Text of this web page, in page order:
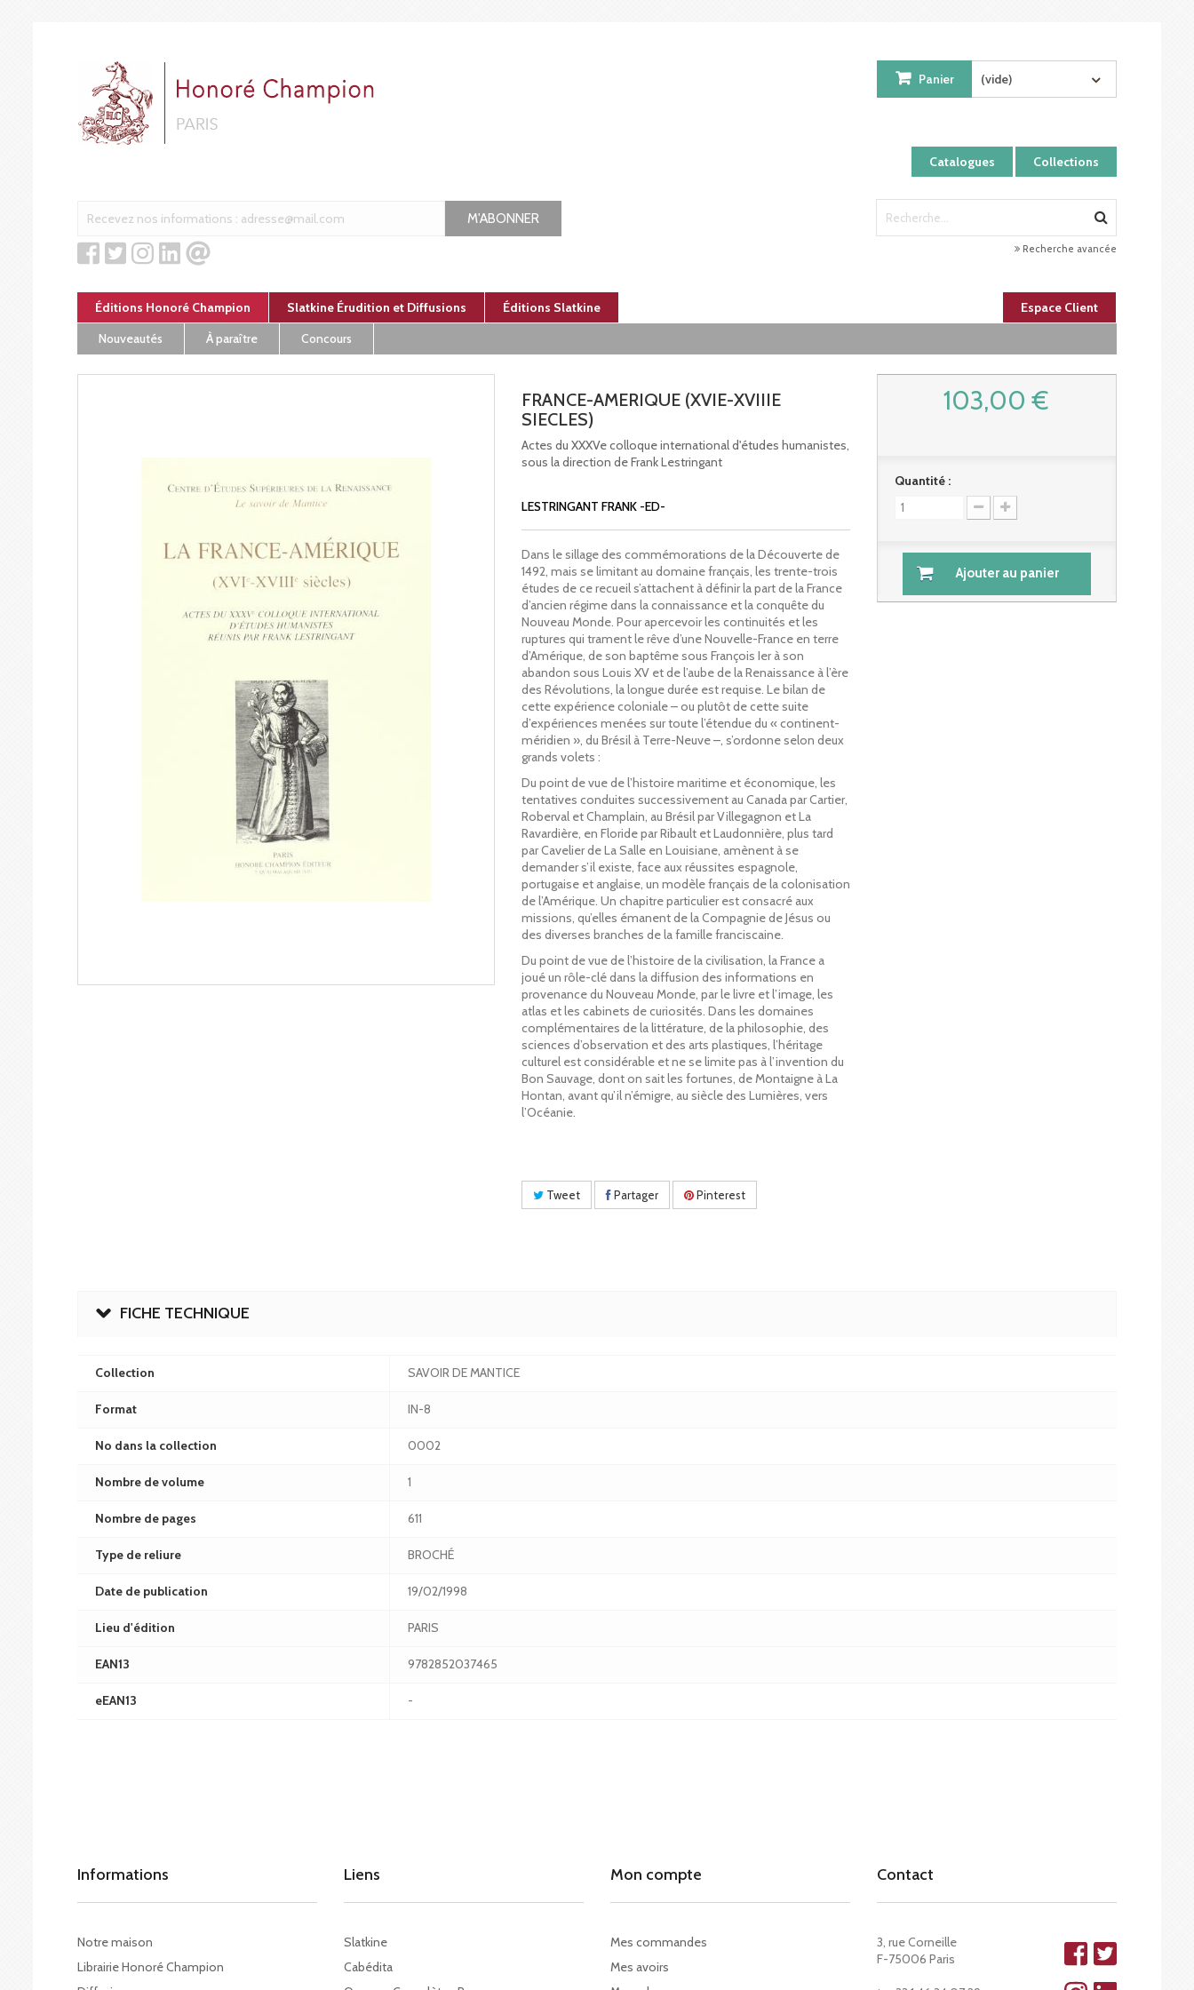
Catalogues Collections
Panier (vide)
M'ABONNER
Recherche avancée
Éditions Honoré Champion Slatkine Érudition et Diffusions Éditions Slatkine
Espace Client
Nouveautés
À paraître Concours
FRANCE-AMERIQUE (XVIE-XVIIIE
SIECLES)
Actes du XXXVe colloque international d'études humanistes,
sous la direction de Frank Lestringant
LESTRINGANT FRANK -ED-
Dans le sillage des commémorations de la Découverte de
1492, mais se limitant au domaine français, les trente-trois
études de ce recueil s’attachent à définir la part de la France
d’ancien régime dans la connaissance et la conquête du
Nouveau Monde. Pour apercevoir les continuités et les
ruptures qui trament le rêve d’une Nouvelle-France en terre
d’Amérique, de son baptême sous François Ier à son
abandon sous Louis XV et de l’aube de la Renaissance à l’ère
des Révolutions, la longue durée est requise. Le bilan de
cette expérience coloniale – ou plutôt de cette suite
d’expériences menées sur toute l’étendue du « continent-
méridien », du Brésil à Terre-Neuve –, s’ordonne selon deux
grands volets :
Du point de vue de l’histoire maritime et économique, les
tentatives conduites successivement au Canada par Cartier,
Roberval et Champlain, au Brésil par Villegagnon et La
Ravardière, en Floride par Ribault et Laudonnière, plus tard
par Cavelier de La Salle en Louisiane, amènent à se
demander s’il existe, face aux réussites espagnole,
portugaise et anglaise, un modèle français de la colonisation
de l’Amérique. Un chapitre particulier est consacré aux
missions, qu’elles émanent de la Compagnie de Jésus ou
des diverses branches de la famille franciscaine.
Du point de vue de l’histoire de la civilisation, la France a
joué un rôle-clé dans la diffusion des informations en
provenance du Nouveau Monde, par le livre et l’image, les
atlas et les cabinets de curiosités. Dans les domaines
complémentaires de la littérature, de la philosophie, des
sciences d’observation et des arts plastiques, l’héritage
culturel est considérable et ne se limite pas à l’invention du
Bon Sauvage, dont on sait les fortunes, de Montaigne à La
Hontan, avant qu’il n’émigre, au siècle des Lumières, vers
l’Océanie.
Tweet Partager Pinterest
103,00 €
Quantité :
Ajouter au panier
FICHE TECHNIQUE
Collection SAVOIR DE MANTICE
Format IN-8
No dans la collection 0002
Nombre de volume 1
Nombre de pages 611
Type de reliure BROCHÉ
Date de publication 19/02/1998
Lieu d'édition PARIS
EAN13 9782852037465
eEAN13 -
Informations
Notre maison
Librairie Honoré Champion
Liens
Slatkine
Cabédita
Mon compte
Mes commandes
Mes avoirs
Contact
3, rue Corneille
F-75006 Paris